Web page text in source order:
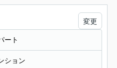
変更
ート
ション